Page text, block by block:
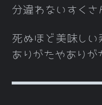
分違わないすくさ
死ぬほど美味しい
ありがたやありが